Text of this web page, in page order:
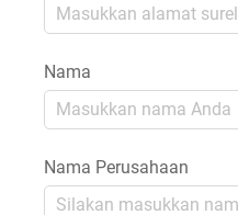
Nama
Nama Perusahaan